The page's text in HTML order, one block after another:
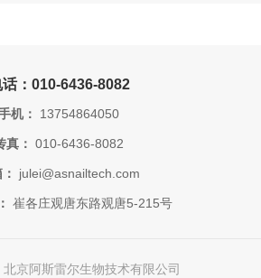
话：010-6436-8082
机： 13754864050
真： 010-6436-8082
julei@asnailtech.com
崔各庄观唐东路观唐5-215号
京阿斯雷尔生物技术有限公司